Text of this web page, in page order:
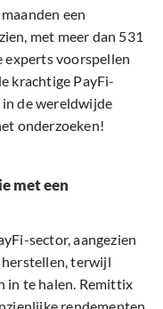
een
met meer dan 531
voorspellen
krachtige PayFi-
de wereldwijde
onderzoeken!
met een
sector, aangezien
terwijl
in te halen. Remittix